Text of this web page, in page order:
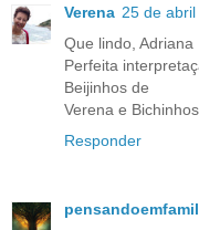
Verena 25 de
Que lindo, Adriana
Perfeita
Beijinhos de
Verena e Bichinhos
Responder